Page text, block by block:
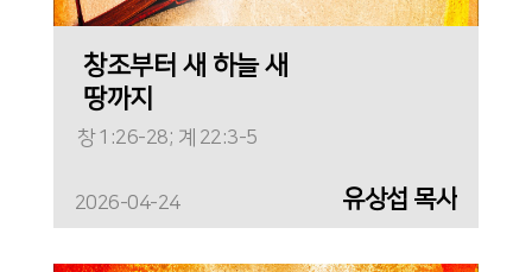
창조부터 새 하늘 새
땅까지
창 1:26-28; 계 22:3-5
2026-04-24 유상섭 목사